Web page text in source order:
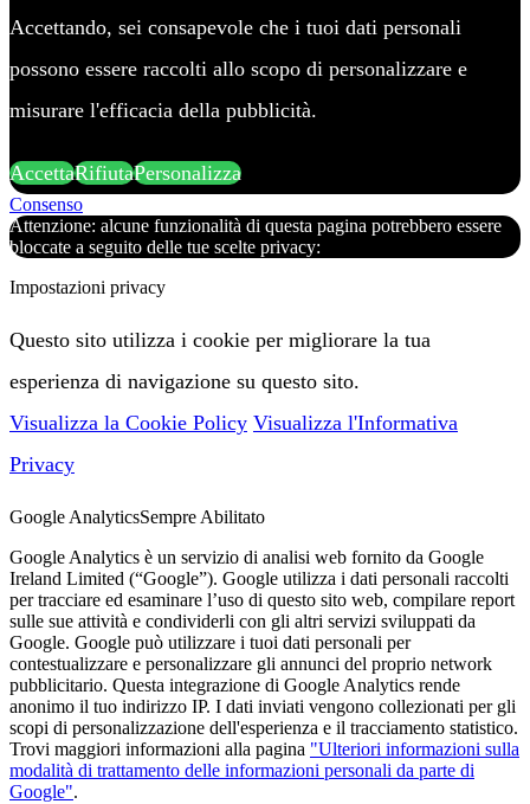
Accettando, sei consapevole che i tuoi dati personali
possono essere raccolti allo scopo di personalizzare e
misurare l'efficacia della pubblicità.
AccettaRifiutaPersonalizza
Consenso
Attenzione: alcune funzionalità di questa pagina potrebbero essere
bloccate a seguito delle tue scelte privacy:
Impostazioni privacy
Questo sito utilizza i cookie per migliorare la tua
esperienza di navigazione su questo sito.
Visualizza la Cookie Policy Visualizza l'Informativa
Privacy
Google AnalyticsSempre Abilitato
Google Analytics è un servizio di analisi web fornito da Google
Ireland Limited (“Google”). Google utilizza i dati personali raccolti
per tracciare ed esaminare l’uso di questo sito web, compilare report
sulle sue attività e condividerli con gli altri servizi sviluppati da
Google. Google può utilizzare i tuoi dati personali per
contestualizzare e personalizzare gli annunci del proprio network
pubblicitario. Questa integrazione di Google Analytics rende
anonimo il tuo indirizzo IP. I dati inviati vengono collezionati per gli
scopi di personalizzazione dell'esperienza e il tracciamento statistico.
Trovi maggiori informazioni alla pagina "Ulteriori informazioni sulla
modalità di trattamento delle informazioni personali da parte di
Google".